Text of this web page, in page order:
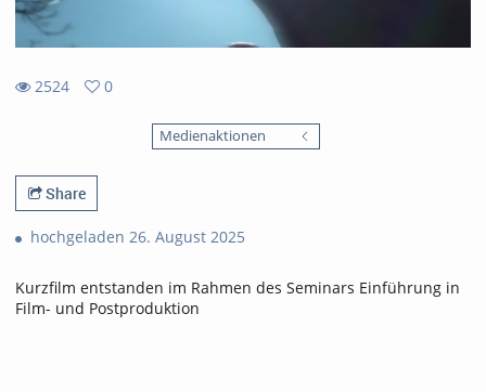
2524
0
Medienaktionen
Share
hochgeladen 26. August 2025
Kurzfilm entstanden im Rahmen des Seminars Einführung in
Film- und Postproduktion